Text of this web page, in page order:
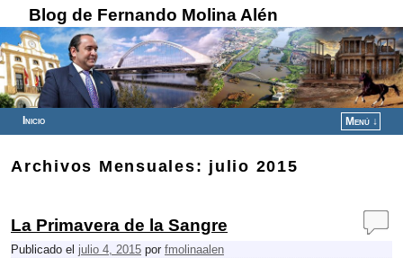
Blog de Fernando Molina Alén
Inicio
Menú ↓
Archivos Mensuales: julio 2015
La Primavera de la Sangre
Publicado el julio 4, 2015 por fmolinaalen